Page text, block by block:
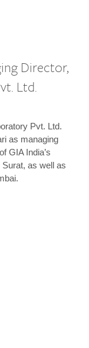
Director,
Ltd.
Pvt. Ltd.
as managing
GIA India’s
as well as